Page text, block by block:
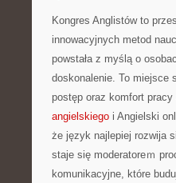
Kongres Anglistów to
innowacyjnych metod
powstała z myślą o
doskonalenie. To miejsce
postęp oraz komfort
angielskiego i Angielski
że język najlepiej rozwija
staje się moderatoreｍ
komunikacyjne, które